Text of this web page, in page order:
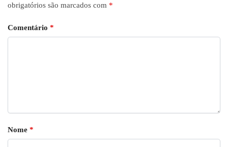
obrigatórios são marcados com *
Comentário *
Nome *